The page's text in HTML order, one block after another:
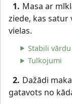
1. Masa ar
ziede, kas
vielas.
Stabili
Tulkojumi
2. Dažādi
gatavots no